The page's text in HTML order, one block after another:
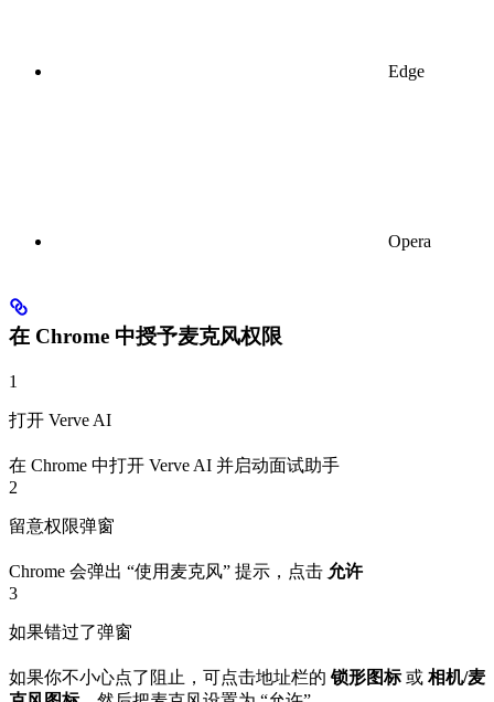
Edge
Opera
在 Chrome 中授予麦克风权限
1
打开 Verve AI
在 Chrome 中打开 Verve AI 并启动面试助手
2
留意权限弹窗
Chrome 会弹出 “使用麦克风” 提示，点击 允许
3
如果错过了弹窗
如果你不小心点了阻止，可点击地址栏的锁形图标或 相机/麦